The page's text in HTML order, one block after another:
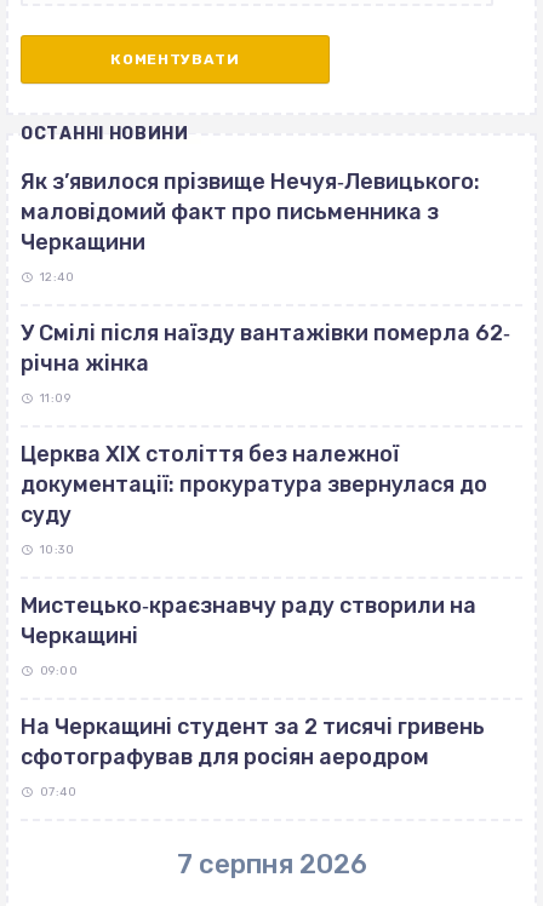
ОСТАННІ НОВИНИ
Як з’явилося прізвище Нечуя‐Левицького:
маловідомий факт про письменника з
Черкащини
12:40
У Смілі після наїзду вантажівки померла 62‐
річна жінка
11:09
Церква ХІХ століття без належної
документації: прокуратура звернулася до
суду
10:30
Мистецько‐краєзнавчу раду створили на
Черкащині
09:00
На Черкащині студент за 2 тисячі гривень
сфотографував для росіян аеродром
07:40
7 серпня 2026